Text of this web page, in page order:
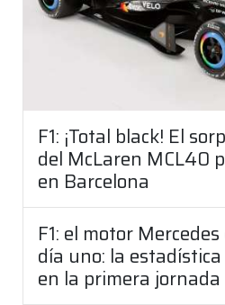
F1: ¡Total black! El
del McLaren MCL40
en Barcelona
F1: el motor
día uno: la
en la primera